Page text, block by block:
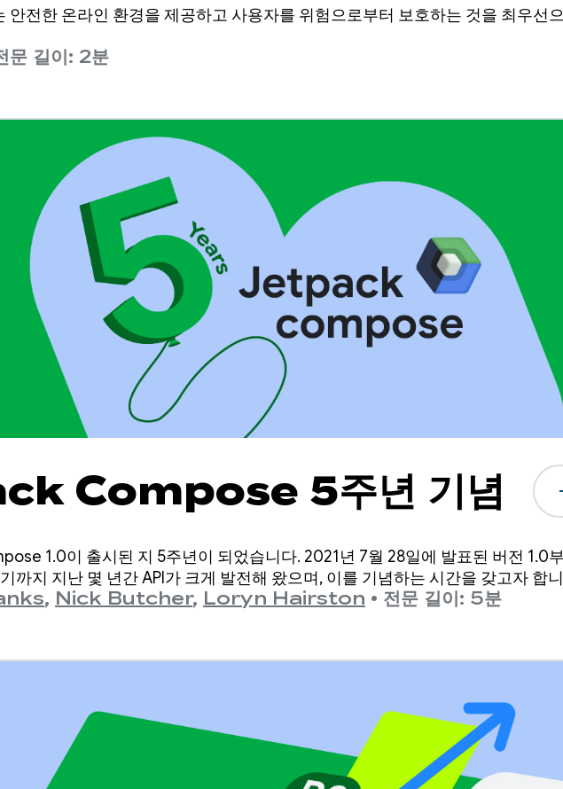
안전한 온라인 환경을 제공하고 사용자를 위험으로부터 보호하는 것을 최우선
문 길이: 2분
Compose 5주년 기념
1.0이 출시된 지 5주년이 되었습니다. 2021년 7월 28일에 발표된 버전 1.0
까지 지난 몇 년간 API가 크게 발전해 왔으며, 이를 기념하는 시간을 갖고자 합
, Nick Butcher, Loryn Hairston • 전문 길이: 5분